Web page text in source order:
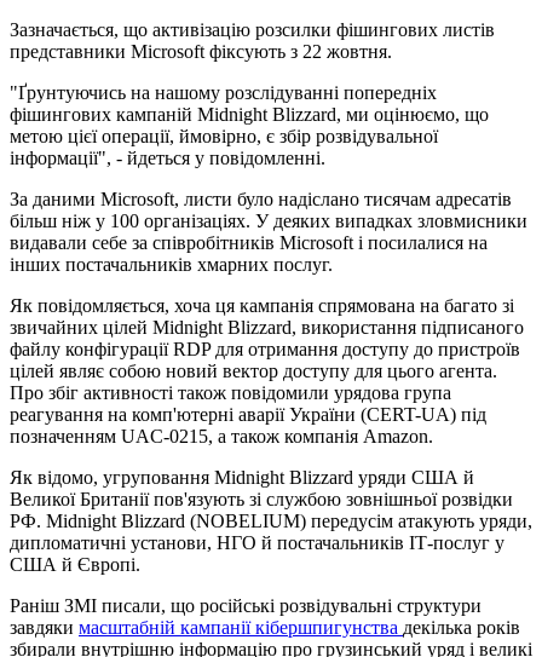
Зазначається, що активізацію розсилки фішингових листів
представники Microsoft фіксують з 22 жовтня.
"Ґрунтуючись на нашому розслідуванні попередніх
фішингових кампаній Midnight Blizzard, ми оцінюємо, що
метою цієї операції, ймовірно, є збір розвідувальної
інформації", - йдеться у повідомленні.
За даними Microsoft, листи було надіслано тисячам адресатів
більш ніж у 100 організаціях. У деяких випадках зловмисники
видавали себе за співробітників Microsoft і посилалися на
інших постачальників хмарних послуг.
Як повідомляється, хоча ця кампанія спрямована на багато зі
звичайних цілей Midnight Blizzard, використання підписаного
файлу конфігурації RDP для отримання доступу до пристроїв
цілей являє собою новий вектор доступу для цього агента.
Про збіг активності також повідомили урядова група
реагування на комп'ютерні аварії України (CERT-UA) під
позначенням UAC-0215, а також компанія Amazon.
Як відомо, угруповання Midnight Blizzard уряди США й
Великої Британії пов'язують зі службою зовнішньої розвідки
РФ. Midnight Blizzard (NOBELIUM) передусім атакують уряди,
дипломатичні установи, НГО й постачальників ІТ-послуг у
США й Європі.
Раніш ЗМІ писали, що російські розвідувальні структури
завдяки масштабній кампанії кібершпигунства декілька років
збирали внутрішню інформацію про грузинський уряд і великі